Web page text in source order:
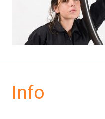
Info